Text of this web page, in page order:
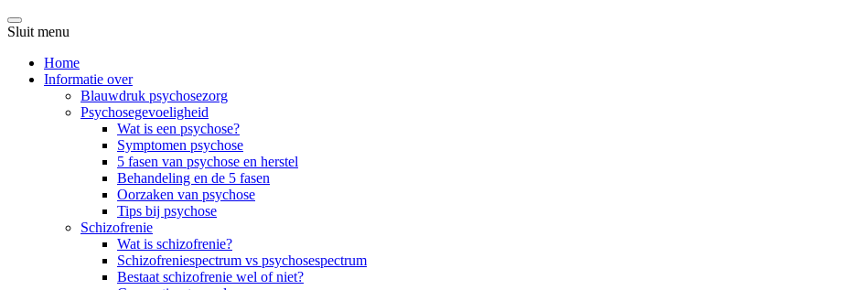
Sluit menu
Home
Informatie over
Blauwdruk psychosezorg
Psychosegevoeligheid
Wat is een psychose?
Symptomen psychose
5 fasen van psychose en herstel
Behandeling en de 5 fasen
Oorzaken van psychose
Tips bij psychose
Schizofrenie
Wat is schizofrenie?
Schizofreniespectrum vs psychosespectrum
Bestaat schizofrenie wel of niet?